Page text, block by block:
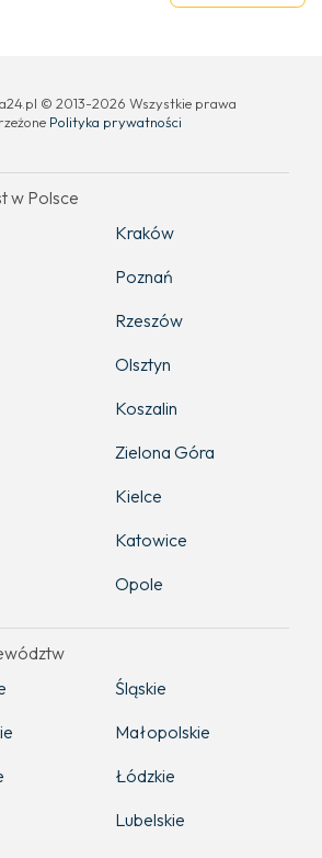
© 2013-2026 Wszystkie prawa
Polityka prywatności
w Polsce
Kraków
Poznań
Rzeszów
Olsztyn
Koszalin
Zielona Góra
Kielce
Katowice
Opole
Śląskie
Małopolskie
Łódzkie
Lubelskie